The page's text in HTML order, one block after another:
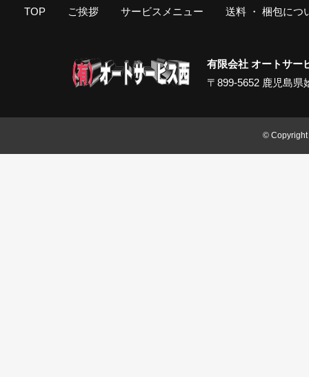
TOP ご挨拶 サービスメニュー 送料 ・ 梱包につ
有限会社 オートサー
〒899-5652 鹿児島
© Copyright